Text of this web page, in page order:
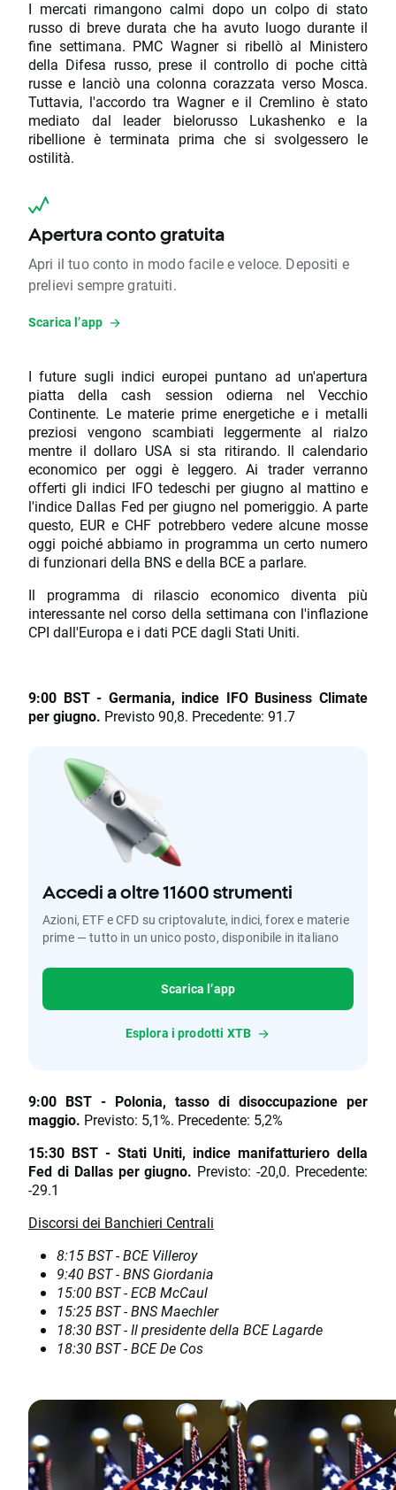
I mercati rimangono calmi dopo un colpo di stato
russo di breve durata che ha avuto luogo durante il
fine settimana. PMC Wagner si ribellò al Ministero
della Difesa russo, prese il controllo di poche città
russe e lanciò una colonna corazzata verso Mosca.
Tuttavia, l'accordo tra Wagner e il Cremlino è stato
mediato dal leader bielorusso Lukashenko e la
ribellione è terminata prima che si svolgessero le
ostilità.
Apertura conto gratuita
Apri il tuo conto in modo facile e veloce. Depositi e
prelievi sempre gratuiti.
Scarica l’app
I future sugli indici europei puntano ad un'apertura
piatta della cash session odierna nel Vecchio
Continente. Le materie prime energetiche e i metalli
preziosi vengono scambiati leggermente al rialzo
mentre il dollaro USA si sta ritirando. Il calendario
economico per oggi è leggero. Ai trader verranno
offerti gli indici IFO tedeschi per giugno al mattino e
l'indice Dallas Fed per giugno nel pomeriggio. A parte
questo, EUR e CHF potrebbero vedere alcune mosse
oggi poiché abbiamo in programma un certo numero
di funzionari della BNS e della BCE a parlare.
Il programma di rilascio economico diventa più
interessante nel corso della settimana con l'inflazione
CPI dall'Europa e i dati PCE dagli Stati Uniti.
9:00 BST - Germania, indice IFO Business Climate
per giugno. Previsto 90,8. Precedente: 91.7
Accedi a oltre 11600 strumenti
Azioni, ETF e CFD su criptovalute, indici, forex e materie
prime — tutto in un unico posto, disponibile in italiano
Scarica l’app
Esplora i prodotti XTB
9:00 BST - Polonia, tasso di disoccupazione per
maggio. Previsto: 5,1%. Precedente: 5,2%
15:30 BST - Stati Uniti, indice manifatturiero della
Fed di Dallas per giugno. Previsto: -20,0. Precedente:
-29.1
Discorsi dei Banchieri Centrali
8:15 BST - BCE Villeroy
9:40 BST - BNS Giordania
15:00 BST - ECB McCaul
15:25 BST - BNS Maechler
18:30 BST - Il presidente della BCE Lagarde
18:30 BST - BCE De Cos